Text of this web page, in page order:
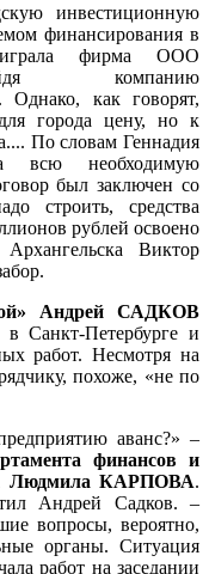
инвестиционную
финансирования в
фирма ООО
компанию
Однако, как говорят,
города цену, но к
По словам Геннадия
всю необходимую
был заключен со
строить, средства
рублей освоено
Виктор
Андрей САДКОВ
в Санкт-Петербурге и
работ. Несмотря на
похоже, «не по
аванс?» –
финансов и
Людмила КАРПОВА.
Андрей Садков. –
вопросы, вероятно,
органы. Ситуация
работ на заседании